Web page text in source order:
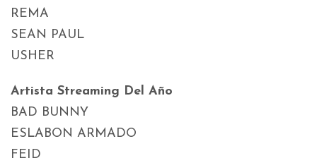
REMA
SEAN PAUL
USHER
Artista Streaming Del Año
BAD BUNNY
ESLABON ARMADO
FEID